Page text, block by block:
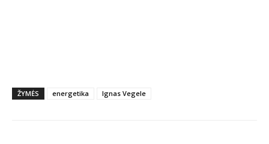
ŽYMĖS energetika Ignas Vegele